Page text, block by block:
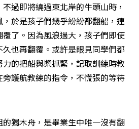
過即將繞過東北岸的牛頭山時，
於是孩子們幾乎紛紛都翻船，連
了。因為風浪過大，孩子們即使
也再翻覆。或許是眼見同學們都
的把船與槳抓緊，記取訓練時教
護航教練的指令，不慌張的等待
獨木舟，是畢業生中唯一沒有翻